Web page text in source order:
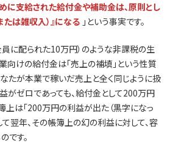
に支給された給付金や補助金は、原則とし
は雑収入）』になる 」という事実です。
に配られた10万円）のような非課税の生
向けの給付金は「売上の補填」という性質
たが本業で稼いだ売上と全く同じように扱
がゼロであっても、給付金として200万円
上は「200万円の利益が出た（黒字になっ
て翌年、その帳簿上の幻の利益に対して、容
です。